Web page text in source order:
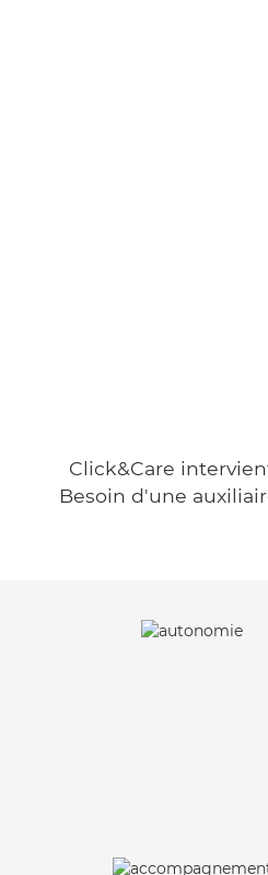
Click&Care
Besoin d'une